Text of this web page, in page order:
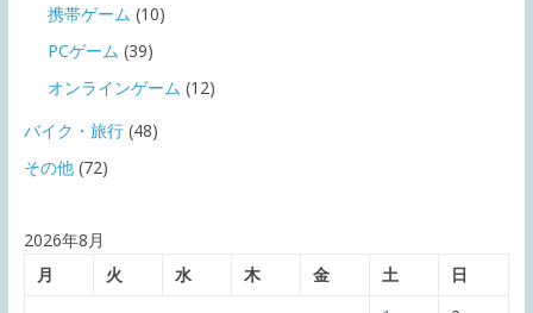
携帯ゲーム (10)
PCゲーム (39)
オンラインゲーム (12)
バイク・旅行(48)
その他(72)
2026年8月
月
火 水 木 金 土
日